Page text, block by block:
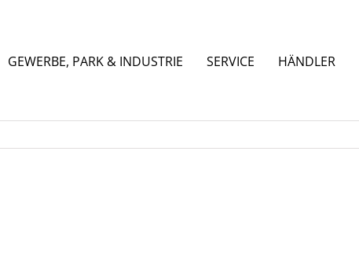
GEWERBE, PARK & INDUSTRIE SERVICE HÄNDLER